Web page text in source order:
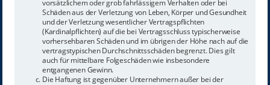
vorsätzlichem oder grob fahrlässigem Verhalten oder bei
Schäden aus der Verletzung von Leben, Körper und Gesundheit
und der Verletzung wesentlicher Vertragspflichten
(Kardinalpflichten) auf die bei Vertragsschluss typischerweise
vorhersehbaren Schäden und im übrigen der Höhe nach auf die
vertragstypischen Durchschnittsschäden begrenzt. Dies gilt
auch für mittelbare Folgeschäden wie insbesondere
entgangenen Gewinn.
Die Haftung ist gegenüber Unternehmern außer bei der